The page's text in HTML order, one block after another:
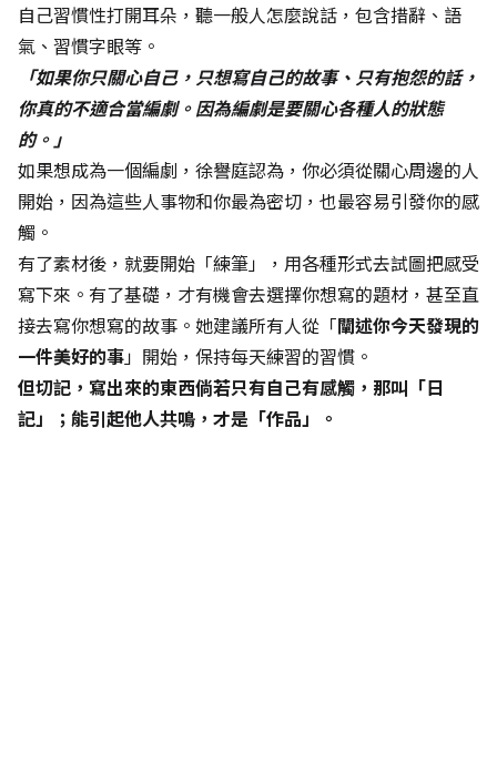
自己習慣性打開耳朵，聽一般人怎麼說話，包含措辭、語
氣、習慣字眼等。
「如果你只關心自己，只想寫自己的故事、只有抱怨的話，
你真的不適合當編劇。因為編劇是要關心各種人的狀態
的。」
如果想成為一個編劇，徐譽庭認為，你必須從關心周邊的人
開始，因為這些人事物和你最為密切，也最容易引發你的感
觸。
有了素材後，就要開始「練筆」，用各種形式去試圖把感受
寫下來。有了基礎，才有機會去選擇你想寫的題材，甚至直
接去寫你想寫的故事。她建議所有人從「闡述你今天發現的
一件美好的事」開始，保持每天練習的習慣。
但切記，寫出來的東西倘若只有自己有感觸，那叫「日
記」；能引起他人共鳴，才是「作品」。